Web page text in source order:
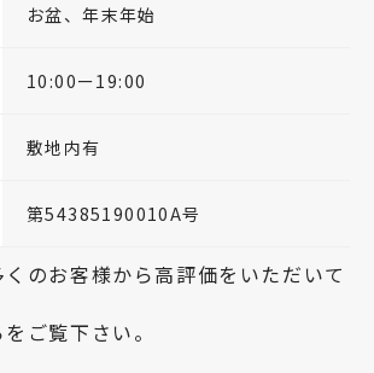
お盆、年末年始
10:00ー19:00
敷地内有
第54385190010A号
のお客様から高評価をいただいて
ご覧下さい。